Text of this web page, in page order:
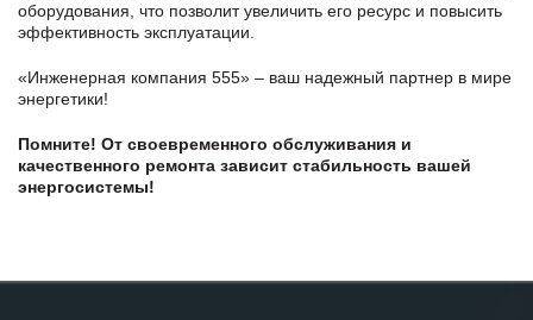
оборудования, что позволит увеличить его ресурс и повысить
эффективность эксплуатации.
«Инженерная компания 555» – ваш надежный партнер в мире
энергетики!
Помните! От своевременного обслуживания и
качественного ремонта зависит стабильность вашей
энергосистемы!